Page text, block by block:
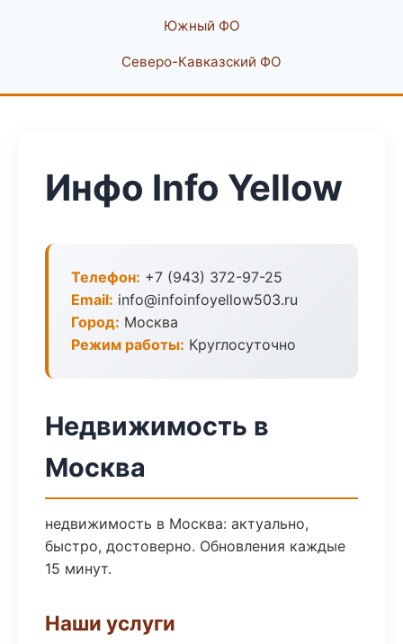
Южный ФО
Северо-Кавказский ФО
Инфо Info Yellow
Телефон: +7 (943) 372-97-25
Email: info@infoinfoyellow503.ru
Город: Москва
Режим работы: Круглосуточно
Недвижимость в
Москва
недвижимость в Москва: актуально,
быстро, достоверно. Обновления каждые
15 минут.
Наши услуги